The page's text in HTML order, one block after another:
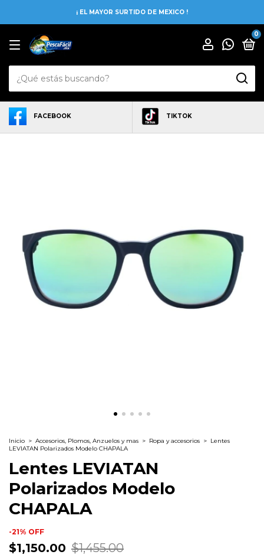
¡ EL MAYOR SURTIDO DE MEXICO !
0
FACEBOOK TIKTOK
Inicio > Accesorios, Plomos, Anzuelos y mas > Ropa y accesorios > Lentes
LEVIATAN Polarizados Modelo CHAPALA
Lentes LEVIATAN
Polarizados Modelo
CHAPALA
-21% OFF
$1,150.00 $1,455.00